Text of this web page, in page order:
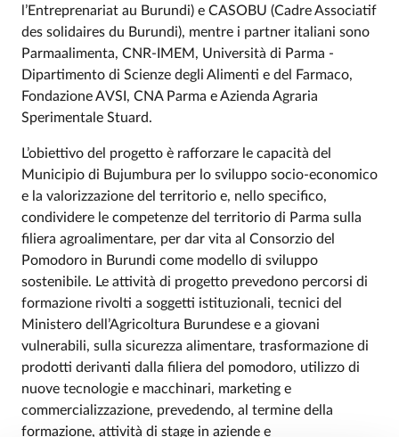
l’Entreprenariat au Burundi) e CASOBU (Cadre Associatif
des solidaires du Burundi), mentre i partner italiani sono
Parmaalimenta, CNR-IMEM, Università di Parma -
Dipartimento di Scienze degli Alimenti e del Farmaco,
Fondazione AVSI, CNA Parma e Azienda Agraria
Sperimentale Stuard.
L’obiettivo del progetto è rafforzare le capacità del
Municipio di Bujumbura per lo sviluppo socio-economico
e la valorizzazione del territorio e, nello specifico,
condividere le competenze del territorio di Parma sulla
filiera agroalimentare, per dar vita al Consorzio del
Pomodoro in Burundi come modello di sviluppo
sostenibile. Le attività di progetto prevedono percorsi di
formazione rivolti a soggetti istituzionali, tecnici del
Ministero dell’Agricoltura Burundese e a giovani
vulnerabili, sulla sicurezza alimentare, trasformazione di
prodotti derivanti dalla filiera del pomodoro, utilizzo di
nuove tecnologie e macchinari, marketing e
commercializzazione, prevedendo, al termine della
formazione, attività di stage in aziende e